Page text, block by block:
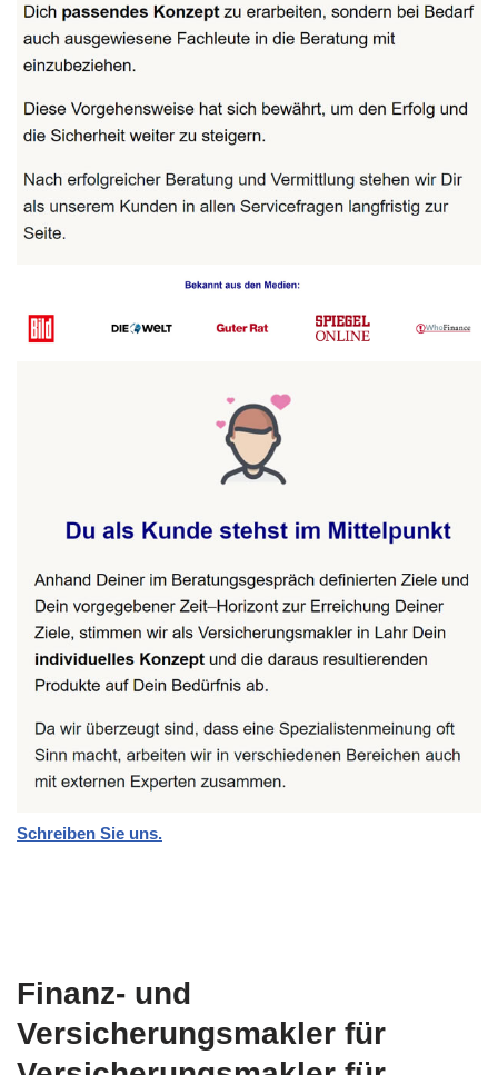
Schreiben Sie uns.
Finanz- und
Versicherungsmakler für